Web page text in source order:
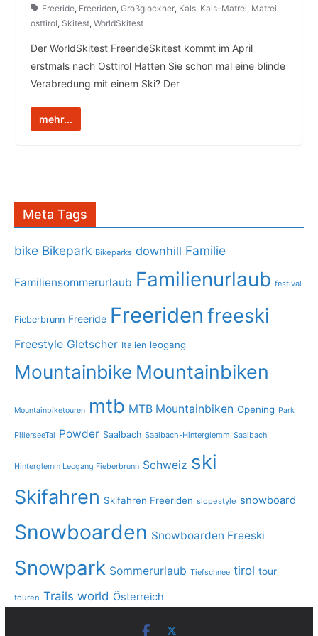
Freeride, Freeriden, Großglockner, Kals, Kals-Matrei, Matrei,
osttirol, Skitest, WorldSkitest
Der WorldSkitest FreerideSkitest kommt im April
erstmals nach Osttirol Hatten Sie schon mal eine blinde
Verabredung mit einem Ski? Der
mehr...
Meta Tags
bike Bikepark Bikeparks downhill Familie
Familiensommerurlaub Familienurlaub festival
Fieberbrunn Freeride Freeriden freeski
Freestyle Gletscher Italien leogang
Mountainbike Mountainbiken
Mountainbiketouren mtb MTB Mountainbiken Opening Park
PillerseeTal Powder Saalbach Saalbach-Hinterglemm Saalbach
Hinterglemm Leogang Fieberbrunn Schweiz ski
Skifahren Skifahren Freeriden slopestyle snowboard
Snowboarden Snowboarden Freeski
Snowpark Sommerurlaub Tiefschnee tirol tour
touren Trails world Österreich